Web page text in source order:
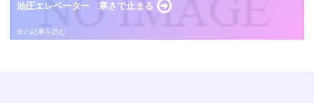
油圧エレベーター 寒さで止まる